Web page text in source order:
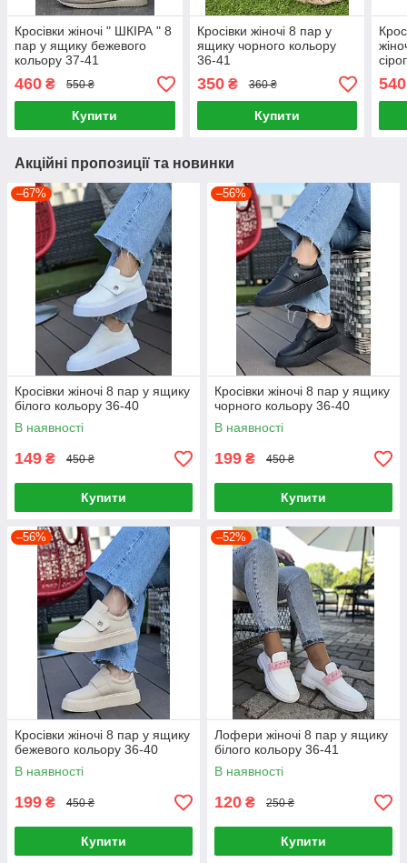
Кросівки жіночі " ШКІРА " 8
пар у ящику бежевого
кольору 37-41
460 ₴ 550 ₴
Купити
Кросівки жіночі 8 пар у
ящику чорного кольору
36-41
350₴ 360 ₴
Купити
540
Акційні пропозиції та новинки
–67%
Кросівки жіночі 8 пар у ящику
білого кольору 36-40
В наявності
149 ₴ 450 ₴
Купити
–56%
Кросівки жіночі 8 пар у ящику
чорного кольору 36-40
В наявності
199 ₴ 450 ₴
Купити
–56%
Кросівки жіночі 8 пар у ящику
бежевого кольору 36-40
В наявності
199 ₴ 450 ₴
Купити
–52%
Лофери жіночі 8 пар у ящику
білого кольору 36-41
В наявності
120 ₴ 250 ₴
Купити